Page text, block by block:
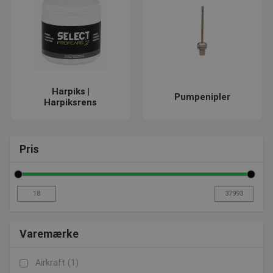
. Vi er altid klar til at hjælpe dig med
Harpiks |
Harpiksrens
Pumpenipler
Pris
Varemærke
Airkraft (1)